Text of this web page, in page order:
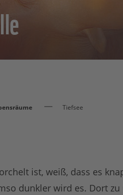
Tiefsee
ist, weiß, dass es
dunkler wird es. Dort